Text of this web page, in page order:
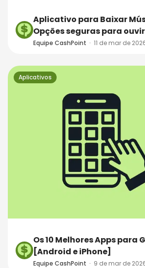
Aplicativo para Baixar
Opções seguras para
Equipe CashPoint · 11 de mar de
Aplicativos
Os 10 Melhores Apps para
[Android e iPhone]
Equipe CashPoint · 9 de mar de